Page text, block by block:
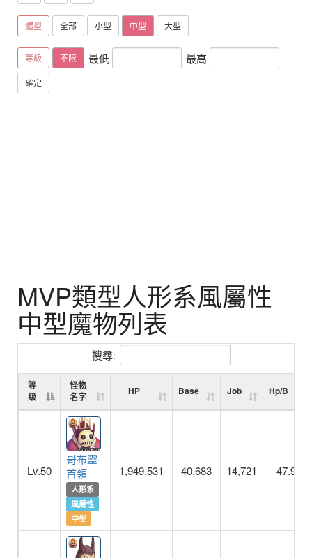
體型 全部 小型 中型 大型
等級 不限 最低 最高
確定
MVP類型人形系風屬性
中型魔物列表
搜尋:
等
級
怪物
名字
HP Base Job Hp/B
Lv.50
哥布靈
首領
人形系
風屬性
中型
1,949,531 40,683 14,721 47.9